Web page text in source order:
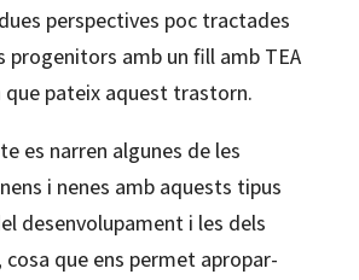
perspectives poc tractades
progenitors amb un fill amb TEA
que pateix aquest trastorn.
es narren algunes de les
i nenes amb aquests tipus
desenvolupament i les dels
que ens permet apropar-